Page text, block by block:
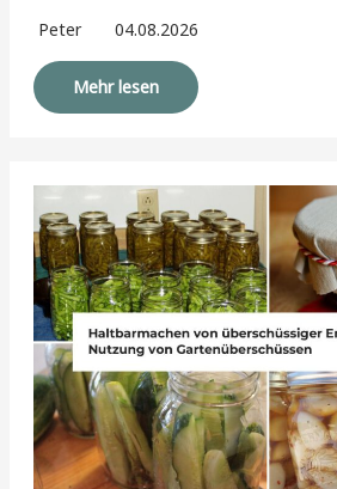
Peter 04.08.2026
Mehr lesen